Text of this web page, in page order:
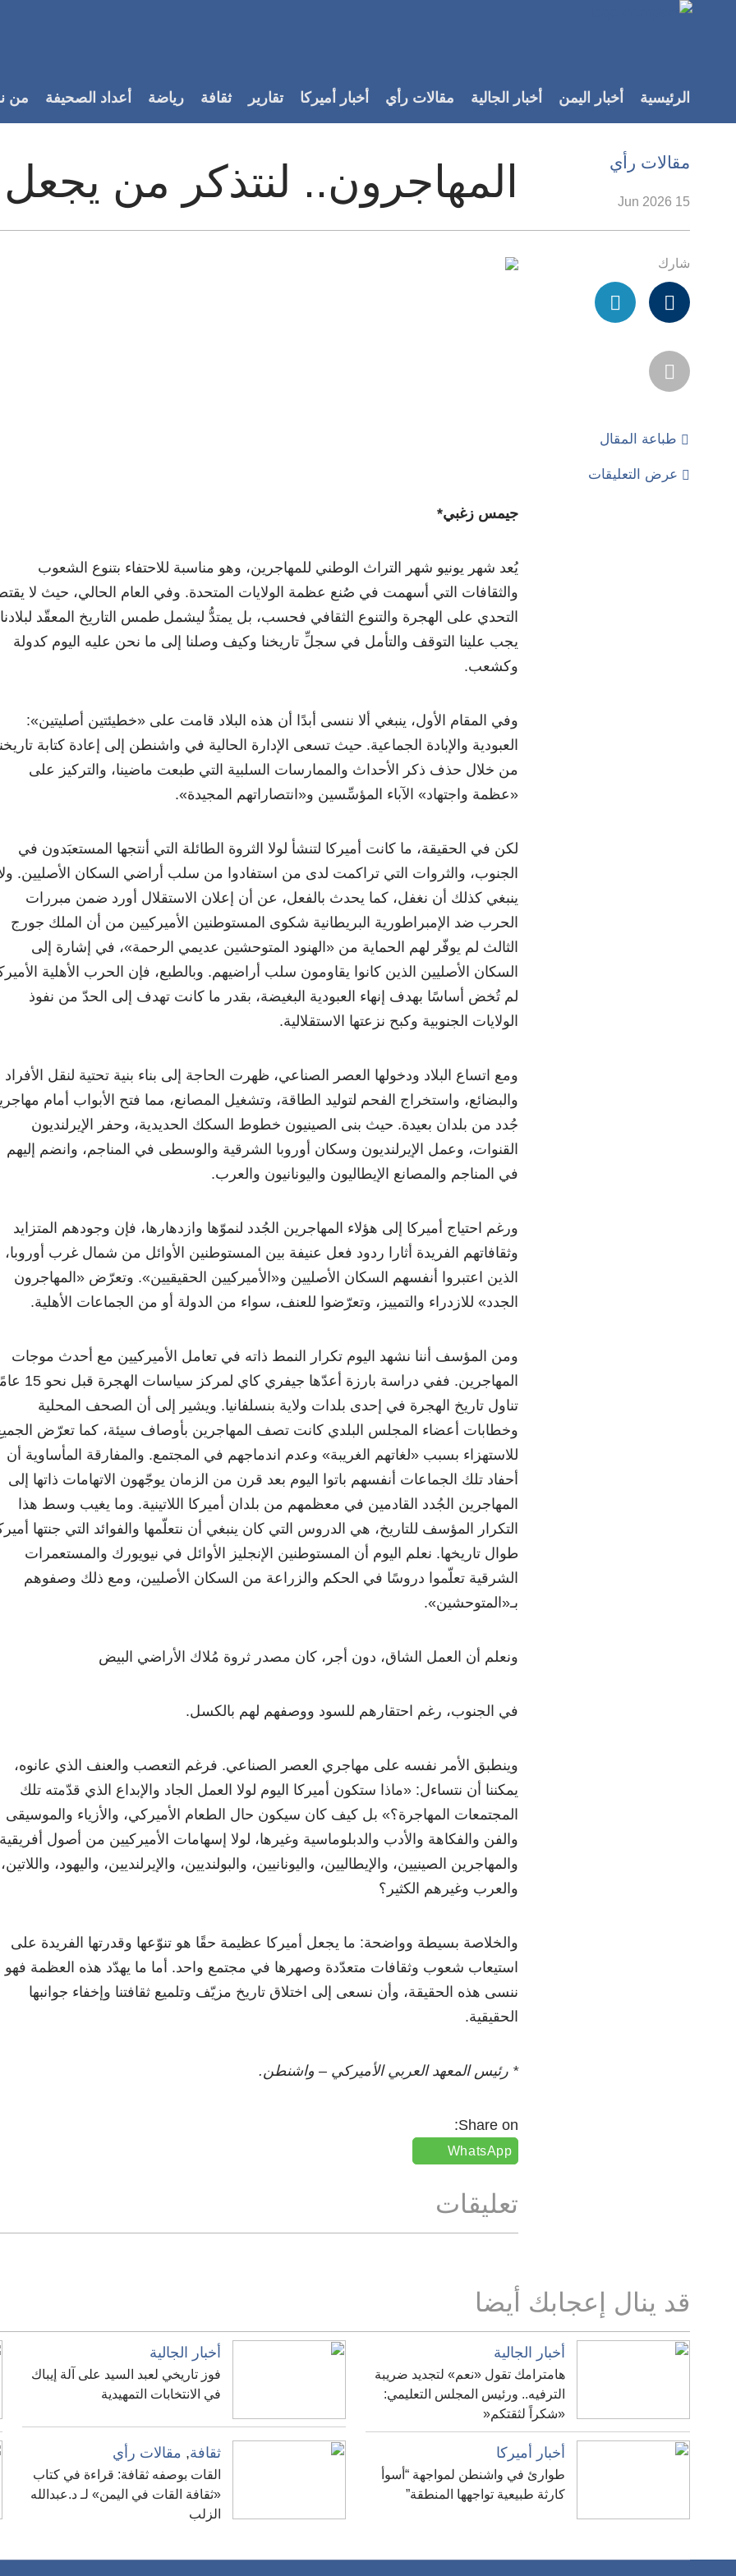
Accessibility
الرئيسي
الأقسام
الرئيسية أخبار اليمن أخبار الجالية مقالات رأي أخبار أميركا تقارير ثقافة رياضة أعداد الصحيفة من
مقالات رأي المهاجرون.. لنتذكر من 15 Jun 2026
شارك
طباعة المقال
عرض التعليقات
جيمس زغبي*
يُعد شهر يونيو شهر التراث الوطني للمهاجرين، وهو مناسبة للاحتفاء بتنوع الشعوب
والثقافات التي أسهمت في صُنع عظمة الولايات المتحدة. وفي العام الحالي، حيث لا
التحدي على الهجرة والتنوع الثقافي فحسب، بل يمتدُّ ليشمل طمس التاريخ المعقّد
يجب علينا التوقف والتأمل في سجلِّ تاريخنا وكيف وصلنا إلى ما نحن عليه اليوم كدولة
وكشعب.
وفي المقام الأول، ينبغي ألا ننسى أبدًا أن هذه البلاد قامت على «خطيئتين أصليتين»:
العبودية والإبادة الجماعية. حيث تسعى الإدارة الحالية في واشنطن إلى إعادة كتابة
من خلال حذف ذكر الأحداث والممارسات السلبية التي طبعت ماضينا، والتركيز على
«عظمة واجتهاد» الآباء المؤسِّسين و«انتصاراتهم المجيدة».
لكن في الحقيقة، ما كانت أميركا لتنشأ لولا الثروة الطائلة التي أنتجها المستعبَدون في
الجنوب، والثروات التي تراكمت لدى من استفادوا من سلب أراضي السكان الأصليين.
ينبغي كذلك أن نغفل، كما يحدث بالفعل، عن أن إعلان الاستقلال أورد ضمن مبررات
الحرب ضد الإمبراطورية البريطانية شكوى المستوطنين الأميركيين من أن الملك جورج
الثالث لم يوفّر لهم الحماية من «الهنود المتوحشين عديمي الرحمة»، في إشارة إلى
السكان الأصليين الذين كانوا يقاومون سلب أراضيهم. وبالطبع، فإن الحرب الأهلية
لم تُخض أساسًا بهدف إنهاء العبودية البغيضة، بقدر ما كانت تهدف إلى الحدّ من نفوذ
الولايات الجنوبية وكبح نزعتها الاستقلالية.
ومع اتساع البلاد ودخولها العصر الصناعي، ظهرت الحاجة إلى بناء بنية تحتية لنقل الأفراد
والبضائع، واستخراج الفحم لتوليد الطاقة، وتشغيل المصانع، مما فتح الأبواب أمام
جُدد من بلدان بعيدة. حيث بنى الصينيون خطوط السكك الحديدية، وحفر الإيرلنديون
القنوات، وعمل الإيرلنديون وسكان أوروبا الشرقية والوسطى في المناجم، وانضم إليهم
في المناجم والمصانع الإيطاليون واليونانيون والعرب.
ورغم احتياج أميركا إلى هؤلاء المهاجرين الجُدد لنموّها وازدهارها، فإن وجودهم المتزايد
وثقافاتهم الفريدة أثارا ردود فعل عنيفة بين المستوطنين الأوائل من شمال غرب أوروبا،
الذين اعتبروا أنفسهم السكان الأصليين و«الأميركيين الحقيقيين». وتعرّض «المهاجرون
الجدد» للازدراء والتمييز، وتعرّضوا للعنف، سواء من الدولة أو من الجماعات الأهلية.
ومن المؤسف أننا نشهد اليوم تكرار النمط ذاته في تعامل الأميركيين مع أحدث موجات
المهاجرين. ففي دراسة بارزة أعدّها جيفري كاي
تناول تاريخ الهجرة في إحدى بلدات ولاية بنسلفانيا. ويشير إلى أن الصحف المحلية
وخطابات أعضاء المجلس البلدي كانت تصف المهاجرين بأوصاف سيئة، كما تعرّض
للاستهزاء بسبب «لغاتهم الغريبة» وعدم اندماجهم في المجتمع. والمفارقة المأساوية أن
أحفاد تلك الجماعات أنفسهم باتوا اليوم بعد قرن من الزمان يوجّهون الاتهامات ذاتها إلى
المهاجرين الجُدد القادمين في معظمهم من بلدان أميركا اللاتينية. وما يغيب وسط هذا
التكرار المؤسف للتاريخ، هي الدروس التي كان ينبغي أن نتعلّمها والفوائد التي جنتها
طوال تاريخها. نعلم اليوم أن المستوطنين الإنجليز الأوائل في نيويورك والمستعمرات
الشرقية تعلّموا دروسًا في الحكم والزراعة من السكان الأصليين، ومع ذلك وصفوهم
بـ«المتوحشين».
ونعلم أن العمل الشاق، دون أجر، كان مصدر ثروة مُلاك الأراضي البيض
في الجنوب، رغم احتقارهم للسود ووصفهم لهم بالكسل.
وينطبق الأمر نفسه على مهاجري العصر الصناعي. فرغم التعصب والعنف الذي عانوه،
يمكننا أن نتساءل: «ماذا ستكون أميركا اليوم لولا العمل الجاد والإبداع الذي قدّمته تلك
المجتمعات المهاجرة؟» بل كيف كان سيكون حال الطعام الأميركي، والأزياء والموسيقى
والفن والفكاهة والأدب والدبلوماسية وغيرها، لولا إسهامات الأميركيين من أصول
والمهاجرين الصينيين، والإيطاليين، واليونانيين، والبولنديين، والإيرلنديين، واليهود، واللاتين،
والعرب وغيرهم الكثير؟
والخلاصة بسيطة وواضحة: ما يجعل أميركا عظيمة حقًا هو تنوّعها وقدرتها الفريدة على
استيعاب شعوب وثقافات متعدّدة وصهرها في مجتمع واحد. أما ما يهدّد هذه العظمة فهو
ننسى هذه الحقيقة، وأن نسعى إلى اختلاق تاريخ مزيّف وتلميع ثقافتنا وإخفاء جوانبها
الحقيقية.
* رئيس المعهد العربي الأميركي – واشنطن.
Share on:
WhatsApp
تعليقات
قد ينال إعجابك أيضا
أخبار الجالية
هامترامك تقول «نعم» لتجديد ضريبة
الترفيه.. ورئيس المجلس التعليمي:
«شكراً لثقتكم«
أخبار الجالية
فوز تاريخي لعبد السيد على آلة إيباك
في الانتخابات التمهيدية
أخبار أميركا
طوارئ في واشنطن لمواجهة “أسوأ
كارثة طبيعية تواجهها المنطقة”
ثقافة, مقالات رأي
القات بوصفه ثقافة: قراءة في كتاب
«ثقافة القات في اليمن» لـ د.عبدالله
الزلب